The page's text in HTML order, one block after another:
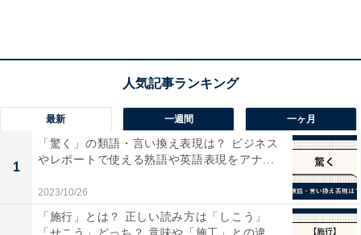
値下げを断ったとしても、食い下がってくるユーザーも
最新 一週間 一ヶ月
1
「驚く」の類語・言い換え表現は？ ビジネス
やレポートで使える熟語や英語表現をアナ...
2023/10/26
「施行」とは？ 正しい読み方は「しこう」